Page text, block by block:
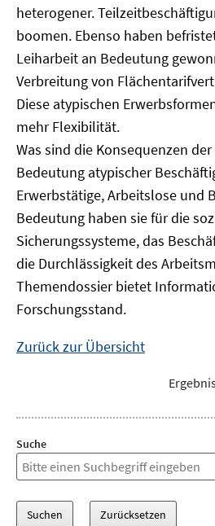
heterogener.
boomen. Ebenso haben
Leiharbeit an Bedeutung
Verbreitung von
Diese atypischen
mehr Flexibilität.
Was sind die Konsequenzen
Bedeutung atypischer
Erwerbstätige, Arbeitslose und
Bedeutung haben sie für die
Sicherungssysteme, das
die Durchlässigkeit des
Themendossier bietet
Forschungsstand.
Zurück zur Übersicht
Suche